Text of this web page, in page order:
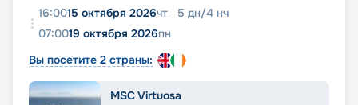
16:0015 октября 2026чт 5 дн/4 нч
07:0019 октября 2026пн
Вы посетите 2 страны:
MSC Virtuosa